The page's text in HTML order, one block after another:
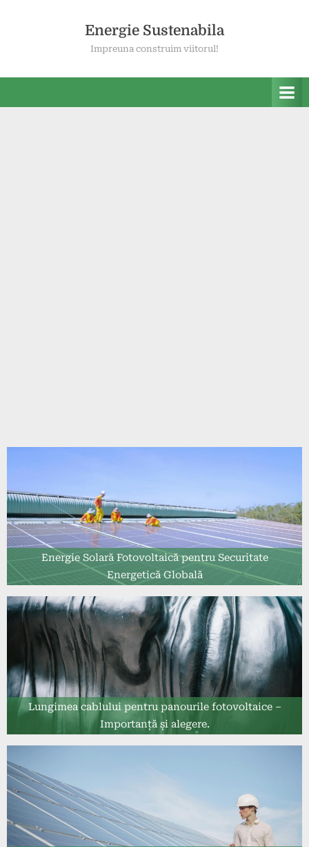
Energie Sustenabila
Impreuna construim viitorul!
Energie Solară Fotovoltaică pentru Securitate
Energetică Globală
Lungimea cablului pentru panourile fotovoltaice –
Importanță și alegere.